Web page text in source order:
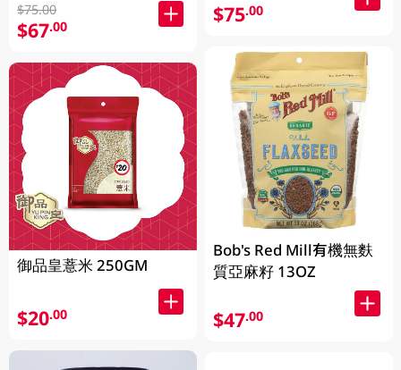
$75.00
$67.00
御品皇薏米 250GM
$20.00
$75.00
Bob's Red Mill有機無麩
質亞麻籽 13OZ
$47.00